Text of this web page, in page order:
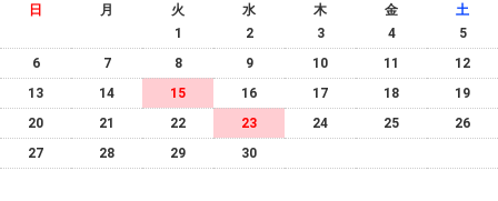
日 月 火 水 木 金
土
1
2 3 4
5
6
7 8 9 10 11
12
13
14 15 16 17 18
19
20
21 22 23 24 25
26
27
28 29 30